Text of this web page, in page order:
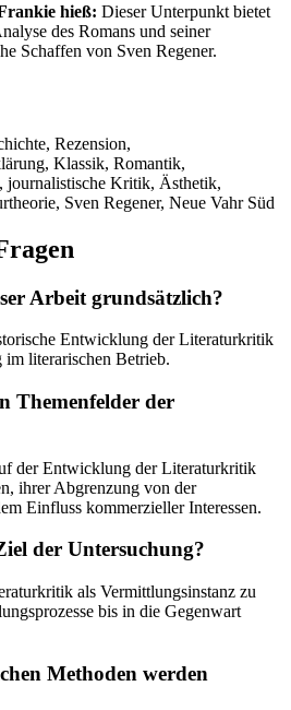
hieß: Dieser Unterpunkt bietet
des Romans und seiner
Schaffen von Sven Regener.
Rezension,
Klassik, Romantik,
journalistische Kritik, Ästhetik,
Sven Regener, Neue Vahr Süd
Arbeit grundsätzlich?
Entwicklung der Literaturkritik
literarischen Betrieb.
Themenfelder der
der Entwicklung der Literaturkritik
ihrer Abgrenzung von der
Einfluss kommerzieller Interessen.
der Untersuchung?
als Vermittlungsinstanz zu
bis in die Gegenwart
Methoden werden